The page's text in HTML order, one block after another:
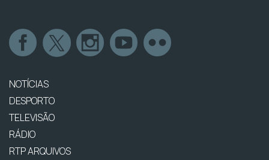
NOTÍCIAS
DESPORTO
TELEVISÃO
RÁDIO
RTP ARQUIVOS